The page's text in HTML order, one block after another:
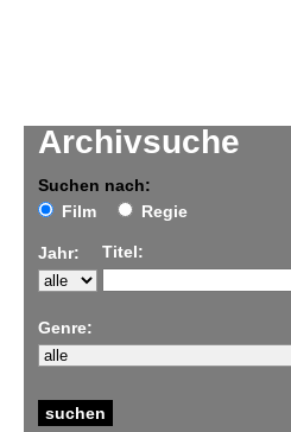
Archivsuche
Suchen nach:
Film
Regie
Jahr: Titel:
Genre: